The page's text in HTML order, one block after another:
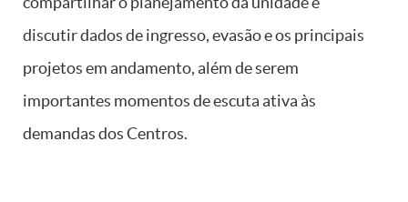
discutir dados de ingresso, evasão e os principais
projetos em andamento, além de serem
importantes momentos de escuta ativa às
demandas dos Centros.